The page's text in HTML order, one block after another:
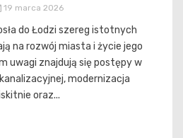
19 marca 2026
do Łodzi szereg istotnych
na rozwój miasta i życie jego
uwagi znajdują się postępy w
modernizacja
oraz...